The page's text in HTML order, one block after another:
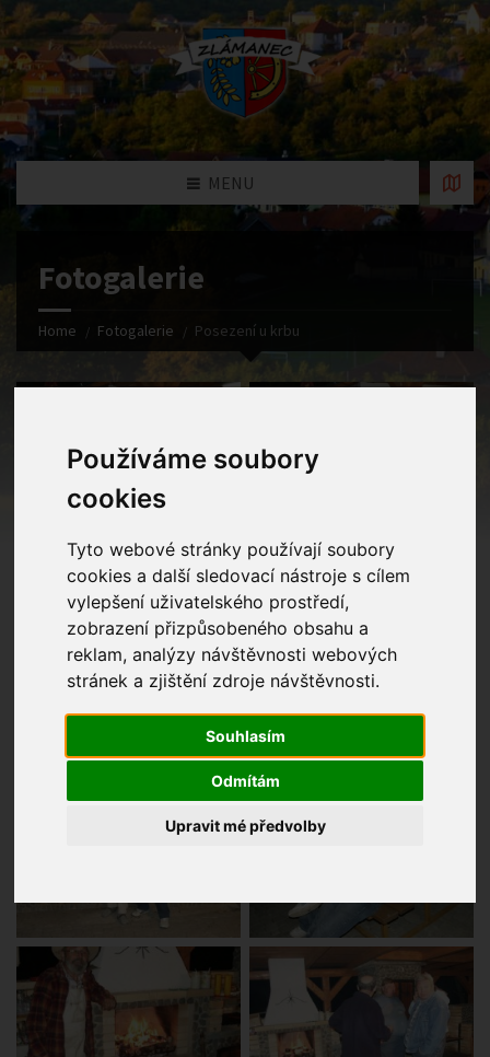
Používáme soubory
cookies
Tyto webové stránky používají soubory
cookies a další sledovací nástroje s cílem
vylepšení uživatelského prostředí,
zobrazení přizpůsobeného obsahu a
reklam, analýzy návštěvnosti webových
stránek a zjištění zdroje návštěvnosti.
Souhlasím
Odmítám
Upravit mé předvolby
MENU
Fotogalerie
Home Fotogalerie Posezení u krbu